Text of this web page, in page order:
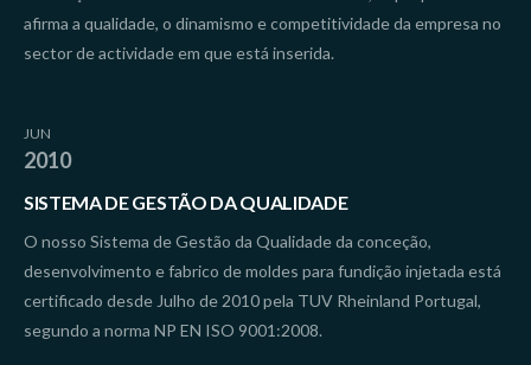
afirma a qualidade, o dinamismo e competitividade da empresa no
sector de actividade em que está inserida.
JUN
2010
SISTEMA DE GESTÃO DA QUALIDADE
O nosso Sistema de Gestão da Qualidade da conceção,
desenvolvimento e fabrico de moldes para fundição injetada está
certificado desde Julho de 2010 pela TUV Rheinland Portugal,
segundo a norma NP EN ISO 9001:2008.